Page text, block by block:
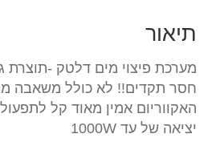
תיאור
מערכת פיצוי מים דלטק -תוצרת
חסר תקדים!! לא כולל משאבה
האקווריום אמין מאוד קל
יציאה של עד 1000W